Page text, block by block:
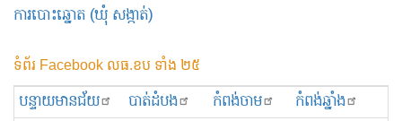
ការបោះឆ្នោត (ឃុំ សង្កាត់)
ទំព័រ Facebook លធ.ខប ទាំង ២៥
បន្ទាយមានជ័យ បាត់ដំបង កំពង់ចាម
កំពង់ឆ្នាំង